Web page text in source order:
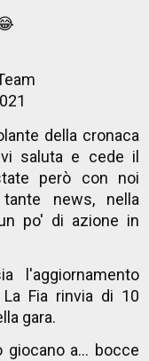
della cronaca
saluta e cede il
però con noi
news, nella
po' di azione in
l'aggiornamento
Fia rinvia di 10
gara.
a... bocce